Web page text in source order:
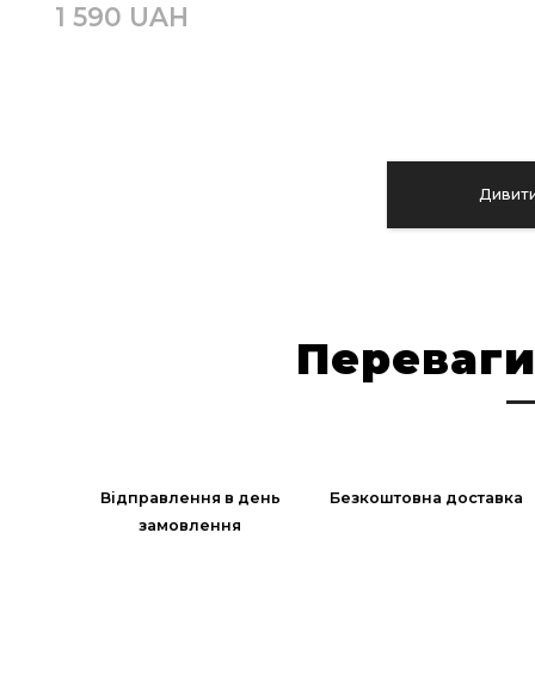
1 590 UAH
Відправлення в день
замовлення
Безкоштовна доставка